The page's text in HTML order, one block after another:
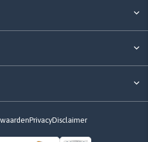
PrivacyDisclaimer